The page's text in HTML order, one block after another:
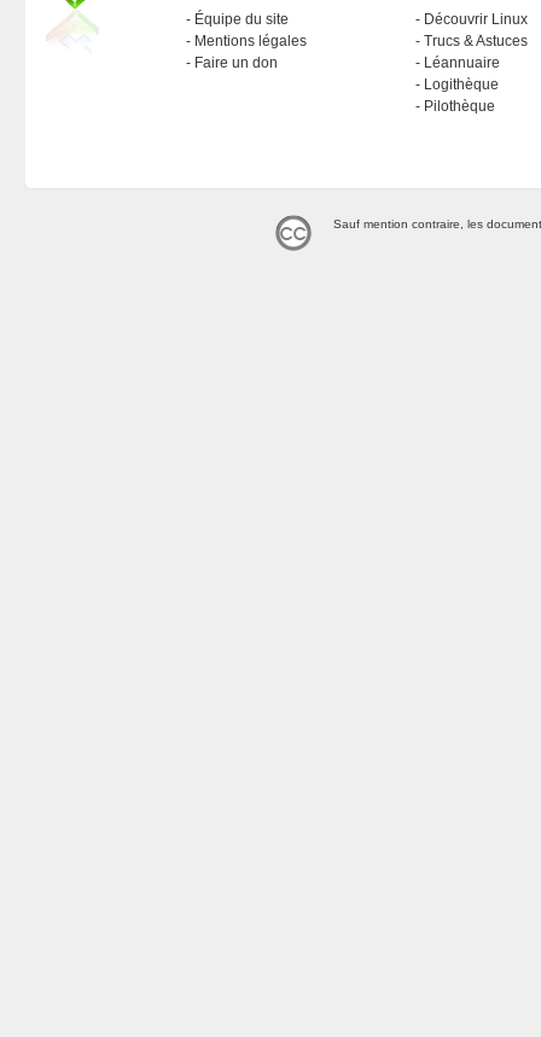
Équipe du site
Mentions légales
Faire un don
Découvrir Linux
Trucs & Astuces
Léannuaire
Logithèque
Pilothèque
Sauf mention contraire, les